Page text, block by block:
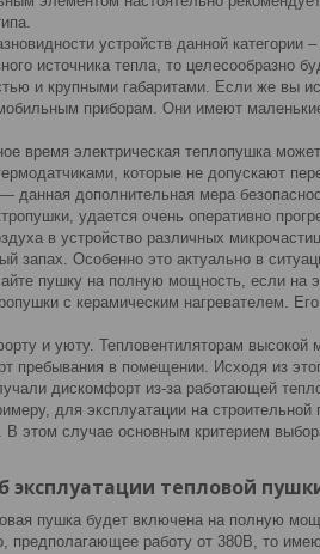
устройств данной
источника тепла, то целесообразно
и крупными габаритами. Если же вы
приборам. Они имеют
время электрическая теплопушка
которые не допускают
данная дополнительная мера
удается очень оперативно
в устройство различных
запах. Особенно это актуально в
пушку на полную мощность, если на
с керамическим нагревателем.
и уюту. Тепловентиляторам высокой
в помещении. Исходя из
дискомфорт из-за работающей
для эксплуатации на
этом случае основным критерием
эксплуатации тепловой
пушка будет включена на полную
предполагающее работу от 380В, то